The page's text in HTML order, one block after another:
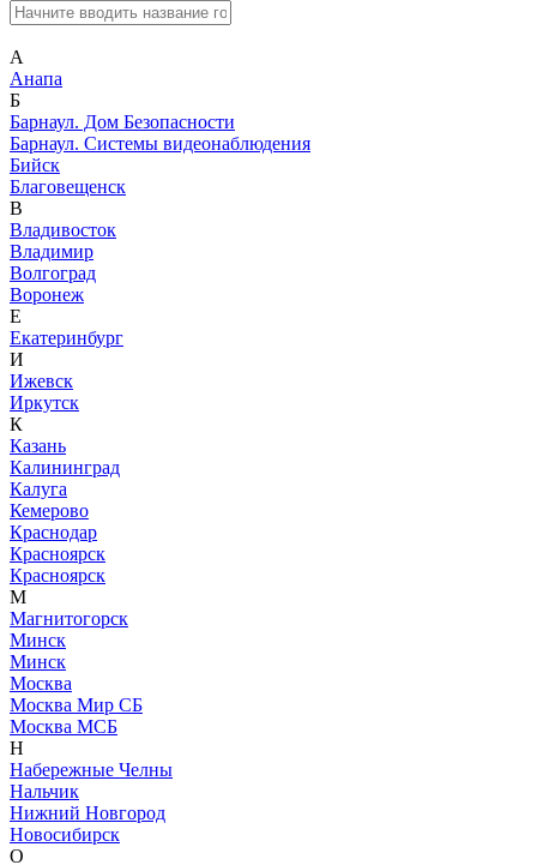
А
Анапа
Б
Барнаул. Дом Безопасности
Барнаул. Системы видеонаблюдения
Бийск
Благовещенск
В
Владивосток
Владимир
Волгоград
Воронеж
Е
Екатеринбург
И
Ижевск
Иркутск
К
Казань
Калининград
Калуга
Кемерово
Краснодар
Красноярск
Красноярск
М
Магнитогорск
Минск
Минск
Москва
Москва Мир СБ
Москва МСБ
Н
Набережные Челны
Нальчик
Нижний Новгород
Новосибирск
О